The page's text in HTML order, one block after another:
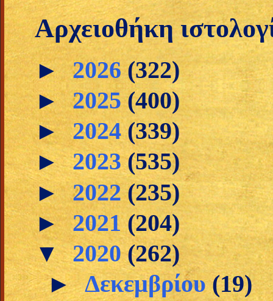
Αρχειοθήκη
►2026(322)
►2025(400)
►2024(339)
►2023(535)
►2022(235)
►2021(204)
▼2020(262)
►Δεκεμβρίου(19)